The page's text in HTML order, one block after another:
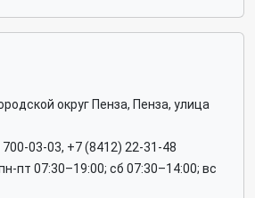
округ Пенза, Пенза, улица
700-03-03, +7 (8412) 22-31-48
пт 07:30–19:00; сб 07:30–14:00; вс